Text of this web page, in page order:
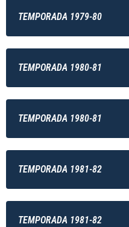
TEMPORADA 1979-80
TEMPORADA 1980-81
TEMPORADA 1980-81
TEMPORADA 1981-82
TEMPORADA 1981-82